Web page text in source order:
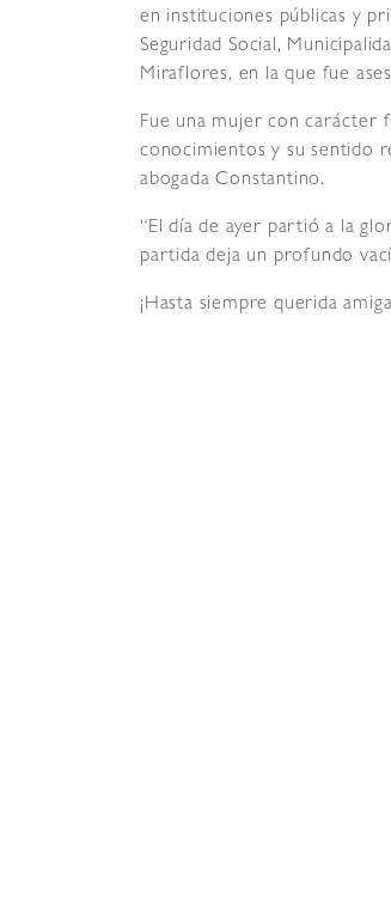
en instituciones públicas y
Seguridad Social,
Miraflores, en la que fue
Fue una mujer con carácter
conocimientos y su sentido
abogada Constantino.
“El día de ayer partió a la
partida deja un profundo
¡Hasta siempre querida